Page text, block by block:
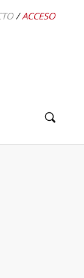
/ACCESO